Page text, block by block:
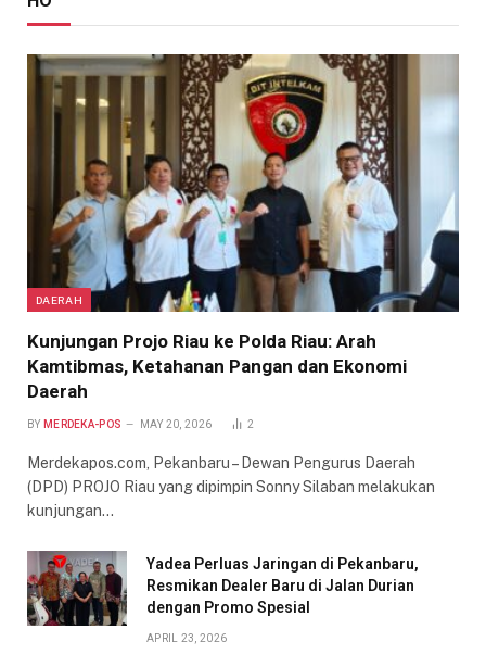
DAERAH
Kunjungan Projo Riau ke Polda Riau: Arah
Kamtibmas, Ketahanan Pangan dan Ekonomi
Daerah
BY MERDEKA-POS MAY 20, 2026 2
Merdekapos.com, Pekanbaru – Dewan Pengurus Daerah
(DPD) PROJO Riau yang dipimpin Sonny Silaban melakukan
kunjungan…
Yadea Perluas Jaringan di Pekanbaru,
Resmikan Dealer Baru di Jalan Durian
dengan Promo Spesial
APRIL 23, 2026